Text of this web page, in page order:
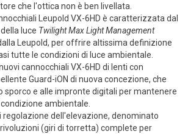
che l'ottica non è ben livellata.
Leupold VX-6HD è caratterizzata dal
luce Twilight Max Light Management
Leupold, per offrire altissima definizione
tutte le condizioni di luce ambientale.
cannocchiali VX-6HD di lenti con
Guard-iON di nuova concezione, che
sporco e alle impronte digitali per mantenere
ambientale.
regolazione dell'elevazione, denominato
(giri di torretta) complete per